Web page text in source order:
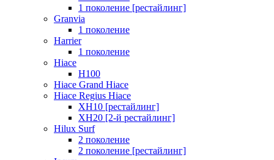
1 поколение [рестайлинг]
Granvia
1 поколение
Harrier
1 поколение
Hiace
H100
Hiace Grand Hiace
Hiace Regius Hiace
XH10 [рестайлинг]
XH20 [2-й рестайлинг]
Hilux Surf
2 поколение
2 поколение [рестайлинг]